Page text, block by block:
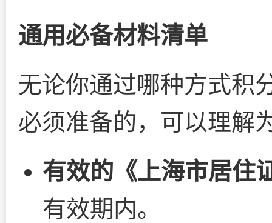
通用必备材料清单
无论你通过哪种方式积
必须准备的，可以理解
有效的《上海市居住
有效期内。